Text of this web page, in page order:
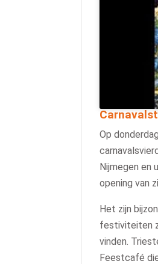
Op
Nijmegen en
opening van
Het zijn
festiviteiten
vinden.
Feestcafé